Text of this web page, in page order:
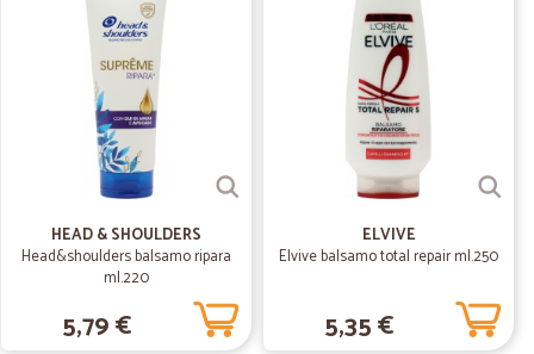
06/04/2019
HEAD & SHOULDERS
Head&shoulders balsamo ripara
ml.220
5,79 €
ELVIVE
Elvive balsamo total repair ml.250
5,35 €